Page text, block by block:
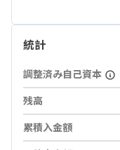
統計
調整済み自己資本
残高
累積入金額